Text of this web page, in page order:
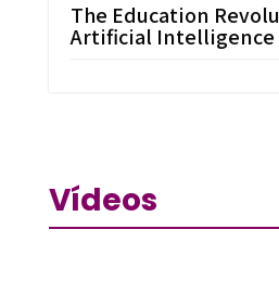
The Education
Artificial Intelligence
Vídeos